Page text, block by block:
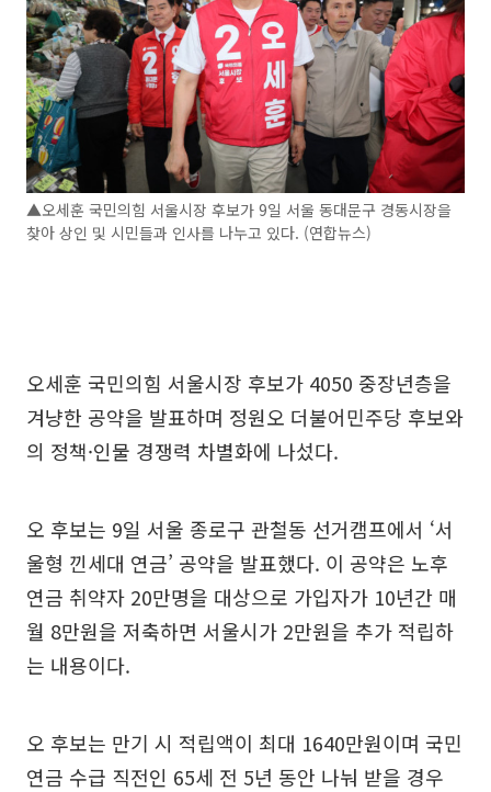
▲오세훈 국민의힘 서울시장 후보가 9일 서울 동대문구 경동시장을
찾아 상인 및 시민들과 인사를 나누고 있다. (연합뉴스)
오세훈 국민의힘 서울시장 후보가 4050 중장년층을
겨냥한 공약을 발표하며 정원오 더불어민주당 후보와
의 정책·인물 경쟁력 차별화에 나섰다.
오 후보는 9일 서울 종로구 관철동 선거캠프에서 ‘서
울형 낀세대 연금’ 공약을 발표했다. 이 공약은 노후
연금 취약자 20만명을 대상으로 가입자가 10년간 매
월 8만원을 저축하면 서울시가 2만원을 추가 적립하
는 내용이다.
오 후보는 만기 시 적립액이 최대 1640만원이며 국민
연금 수급 직전인 65세 전 5년 동안 나눠 받을 경우